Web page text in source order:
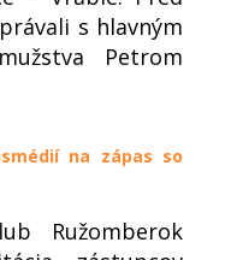
s hlavným
Petrom
na zápas so
Ružomberok